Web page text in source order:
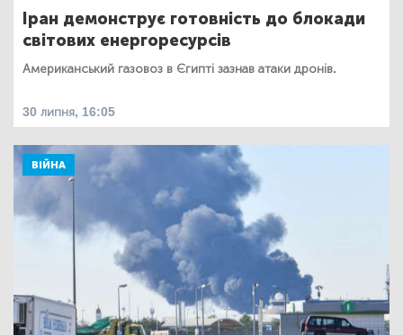
Іран демонструє готовність до блокади
світових енергоресурсів
Американський газовоз в Єгипті зазнав атаки дронів.
30 липня, 16:05
ВІЙНА